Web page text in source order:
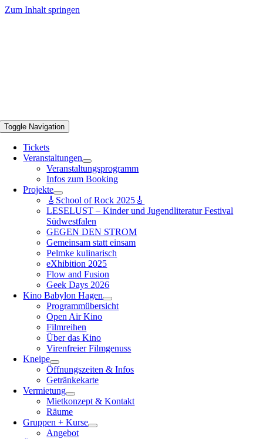
Zum Inhalt springen
Toggle Navigation
Tickets
Veranstaltungen
Veranstaltungsprogramm
Infos zum Booking
Projekte
🎸School of Rock 2025🎸
LESELUST – Kinder und Jugendliteratur Festival
Südwestfalen
GEGEN DEN STROM
Gemeinsam statt einsam
Pelmke kulinarisch
eXhibition 2025
Flow and Fusion
Geek Days 2026
Kino Babylon Hagen
Programmübersicht
Open Air Kino
Filmreihen
Über das Kino
Virenfreier Filmgenuss
Kneipe
Öffnungszeiten & Infos
Getränkekarte
Vermietung
Mietkonzept & Kontakt
Räume
Gruppen + Kurse
Angebot